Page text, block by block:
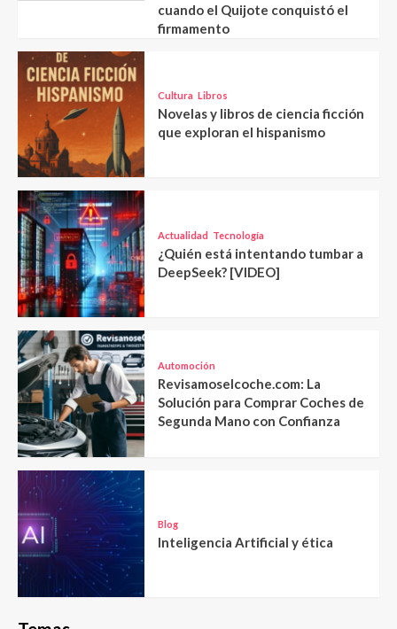
cuando el Quijote conquistó el
firmamento
Cultura Libros
Novelas y libros de ciencia ficción
que exploran el hispanismo
Actualidad Tecnología
¿Quién está intentando tumbar a
DeepSeek? [VIDEO]
Automoción
Revisamoselcoche.com: La
Solución para Comprar Coches de
Segunda Mano con Confianza
Blog
Inteligencia Artificial y ética